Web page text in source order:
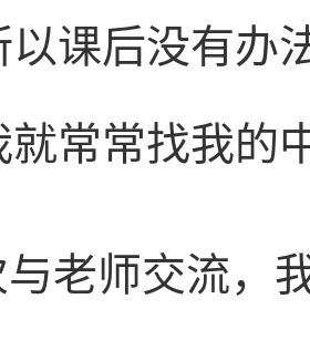
以课后没有办
就常常找我的
老师交流，